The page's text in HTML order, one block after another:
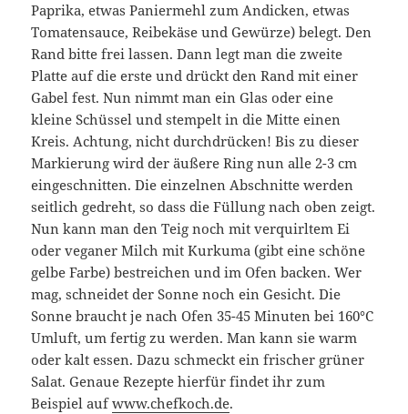
Paprika, etwas Paniermehl zum Andicken, etwas
Tomatensauce, Reibekäse und Gewürze) belegt. Den
Rand bitte frei lassen. Dann legt man die zweite
Platte auf die erste und drückt den Rand mit einer
Gabel fest. Nun nimmt man ein Glas oder eine
kleine Schüssel und stempelt in die Mitte einen
Kreis. Achtung, nicht durchdrücken! Bis zu dieser
Markierung wird der äußere Ring nun alle 2-3 cm
eingeschnitten. Die einzelnen Abschnitte werden
seitlich gedreht, so dass die Füllung nach oben zeigt.
Nun kann man den Teig noch mit verquirltem Ei
oder veganer Milch mit Kurkuma (gibt eine schöne
gelbe Farbe) bestreichen und im Ofen backen. Wer
mag, schneidet der Sonne noch ein Gesicht. Die
Sonne braucht je nach Ofen 35-45 Minuten bei 160°C
Umluft, um fertig zu werden. Man kann sie warm
oder kalt essen. Dazu schmeckt ein frischer grüner
Salat. Genaue Rezepte hierfür findet ihr zum
Beispiel aufwww.chefkoch.de.